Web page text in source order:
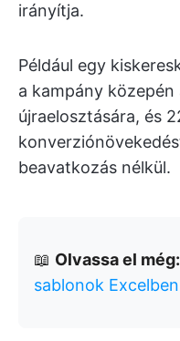
irányítja.
Például egy
a kampány
újraelosztására, és
beavatkozás nélkül.
📖 Olvassa el még:
sablonok